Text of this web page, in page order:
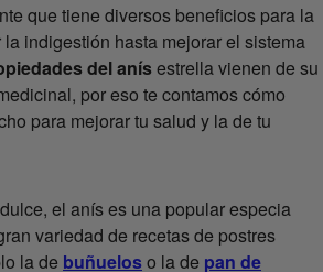
que tiene diversos beneficios para la
indigestión hasta mejorar el sistema
del anísestrella vienen de su
por eso te contamos cómo
para mejorar tu salud y la de tu
el anís es una popular especia
variedad de recetas de postres
la de buñueloso la de pan de